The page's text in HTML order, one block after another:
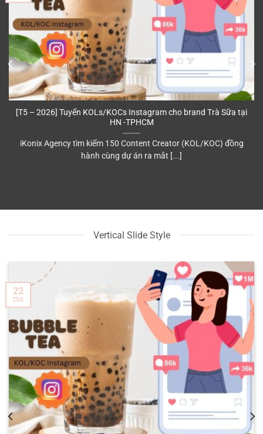
[T5 – 2026] Tuyển KOLs/KOCs Instagram cho brand Trà Sữa tại
HN -TPHCM
iKonix Agency tìm kiếm 150 Content Creator (KOL/KOC) đồng
hành cùng dự án ra mắt [...]
Vertical Slide Style
22
Th5